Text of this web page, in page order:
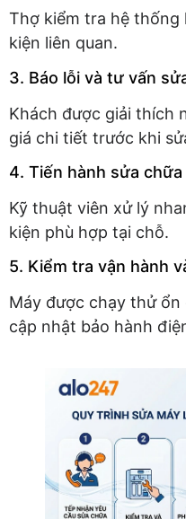
Thợ kiểm tra hệ thống
kiện liên quan.
3. Báo lỗi và tư vấn
Khách được giải thích
giá chi tiết trước khi
4. Tiến hành sửa
Kỹ thuật viên xử lý
kiện phù hợp tại chỗ.
5. Kiểm tra vận hành
Máy được chạy thử
cập nhật bảo hành